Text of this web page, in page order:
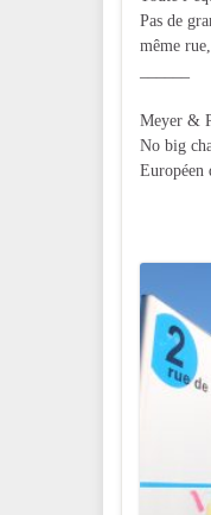
Pas de
même
Meyer &
No big
Européen